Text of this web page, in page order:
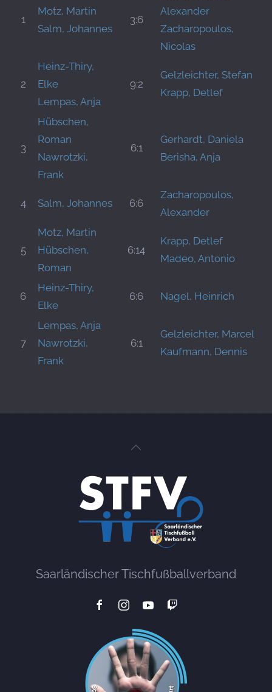
1
Motz, Martin
Salm, Johannes
3:6
Alexander
Zacharopoulos,
Nicolas
2
Heinz-Thiry,
Elke
Lempas, Anja
9:2
Gelzleichter, Stefan
Krapp, Detlef
3
Hübschen,
Roman
Nawrotzki,
Frank
6:1
Gerhardt, Daniela
Berisha, Anja
4 Salm, Johannes 6:6
Zacharopoulos,
Alexander
5
Motz, Martin
Hübschen,
Roman
6:14
Krapp, Detlef
Madeo, Antonio
6
Heinz-Thiry,
Elke
6:6 Nagel, Heinrich
7
Lempas, Anja
Nawrotzki,
Frank
6:1
Gelzleichter, Marcel
Kaufmann, Dennis
Saarländischer Tischfußballverband